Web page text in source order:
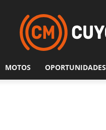
MOTOS OPORTUNIDADES